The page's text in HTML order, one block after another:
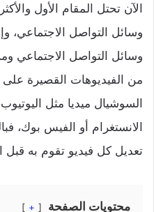
الآن تحتل المقام الأول
وسائل التواصل
وسائل التواصل الاجتماعي
من الفيديوهات القصيرة
السوشيال ميديا مثل
الانستغرام أو الفيس بوك،
تعديل كل فيديو تقوم به قبل
محتويات الصفحة +